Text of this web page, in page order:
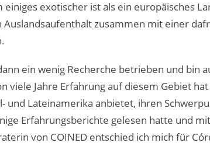
einiges exotischer ist als ein europäisches
zusammen mit einer
ein wenig Recherche betrieben und bin
viele Jahre Erfahrung auf diesem Gebiet
und Lateinamerika anbietet, ihren
Erfahrungsberichte gelesen hatte und
von COINED entschied ich mich für